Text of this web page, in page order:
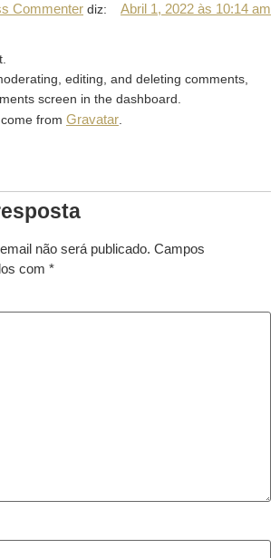
Commenter diz: Abril 1, 2022 às 10:14 am
editing, and deleting comments,
screen in the dashboard.
from Gravatar.
não será publicado. Campos
com *